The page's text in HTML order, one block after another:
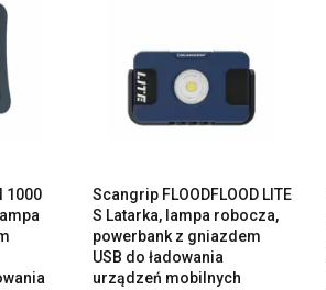
1000
Scangrip FLOODFLOOD LITE
S Latarka, lampa robocza,
powerbank z gniazdem
USB do ładowania
urządzeń mobilnych